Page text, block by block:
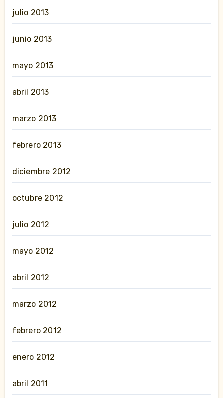
julio 2013
junio 2013
mayo 2013
abril 2013
marzo 2013
febrero 2013
diciembre 2012
octubre 2012
julio 2012
mayo 2012
abril 2012
marzo 2012
febrero 2012
enero 2012
abril 2011